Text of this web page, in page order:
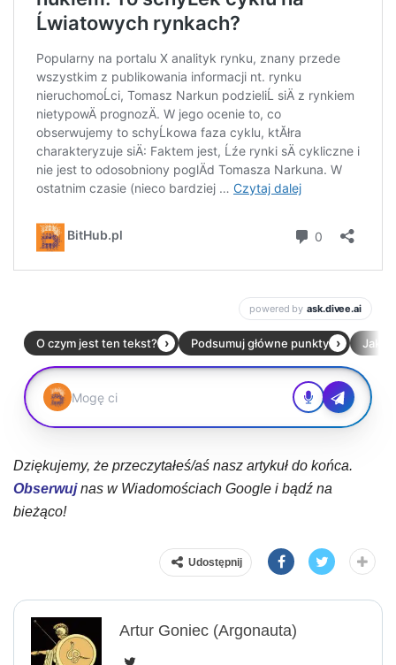
Dziękujemy, że przeczytałeś/aś nasz artykuł do końca.
Obserwujnas w Wiadomościach Google i bądź na
bieżąco!
Udostępnij
Artur Goniec (Argonauta)